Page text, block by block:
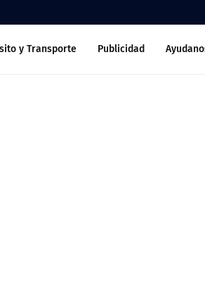
y Transporte Publicidad